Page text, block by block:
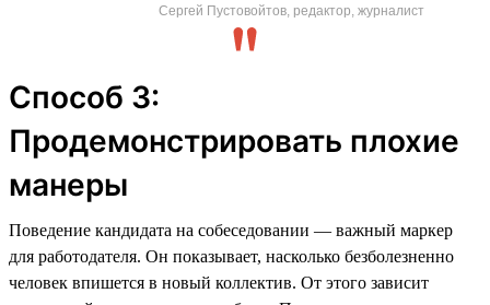
Сергей Пустовойтов, редактор, журналист
Способ 3:
Продемонстрировать плохие
манеры
Поведение кандидата на собеседовании — важный маркер
для работодателя. Он показывает, насколько безболезненно
человек впишется в новый коллектив. От этого зависит